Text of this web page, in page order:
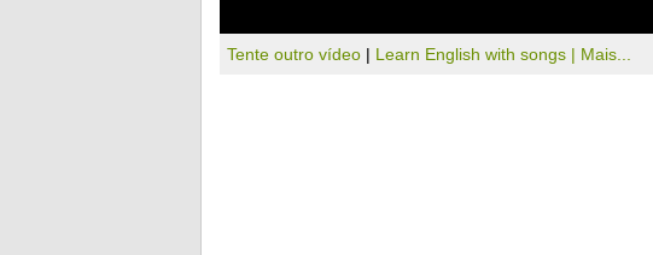
Tente outro vídeo | Learn English with songs | Mais...